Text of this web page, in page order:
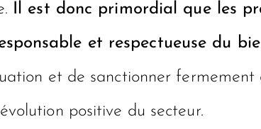
Il est donc primordial que les
et respectueuse du
et de sanctionner
positive du secteur.